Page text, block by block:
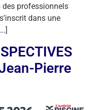
des professionnels
dans une
Pierre